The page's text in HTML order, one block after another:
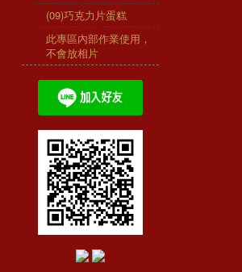
(09)巧克力片蛋糕
此專區內部作業使用，
不會放相片